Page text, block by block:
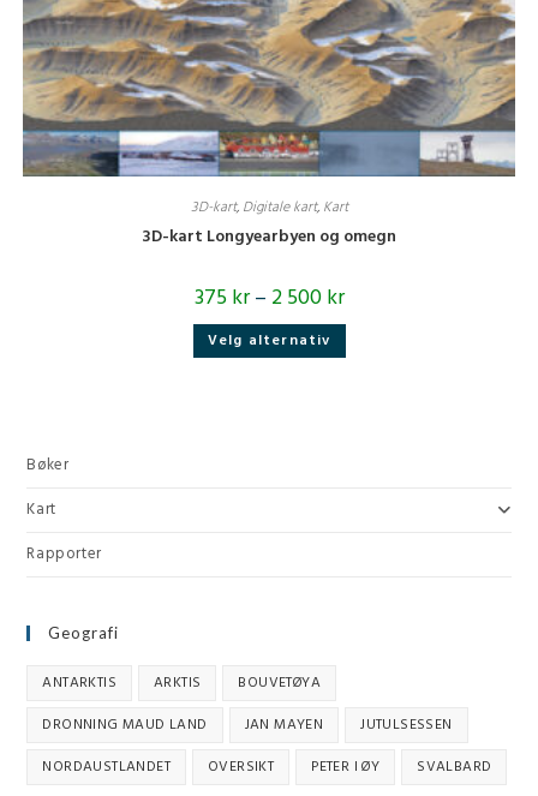
3D-kart, Digitale kart, Kart
3D-kart Longyearbyen og omegn
375kr– 2 500kr
Velg alternativ Dette
har
Bøker
Kart
Rapporter
Geografi
ANTARKTIS ARKTIS
BOUVETØYA
DRONNING MAUD LAND
JAN MAYEN
JUTULSESSEN
NORDAUSTLANDET
OVERSIKT PETER I ØY SVALBARD